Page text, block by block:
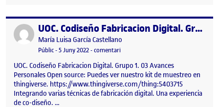
Publicat per UOC. Codiseño Fabricacion Digital. Grupo 1
Publicat per
María Luisa García Castellano
Visibilitat:
Públic-Data de publicació
5 Juny 2022-comentariel UOC. Codiseño Fabricacion Digital.
UOC. Codiseño Fabricacion Digital. Grupo 1. 03 Avances
Personales Open source: Puedes ver nuestro kit de muestreo en
thingiverse. https://www.thingiverse.com/thing:5403715
Integrando varias técnicas de fabricación digital. Una experiencia
de co-diseño. …